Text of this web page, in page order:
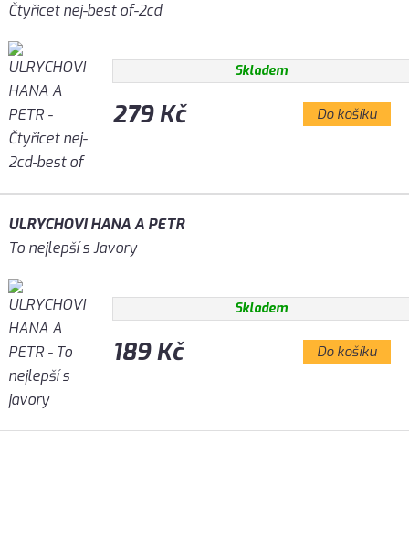
Čtyřicet nej-best of-2cd
Skladem
279 Kč Do košíku
ULRYCHOVI HANA A PETR
To nejlepší s Javory
Skladem
189 Kč Do košíku